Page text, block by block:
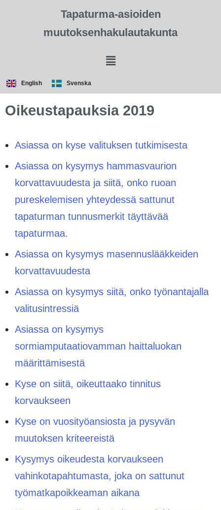
Tapaturma-asioiden
muutoksenhakulautakunta
English Svenska
Oikeustapauksia 2019
Asiassa on kyse valituksen tutkimisesta
Asiassa on kysymys hammasvaurion
korvattavuudesta ja siitä, onko ruoan
pureskelemisen yhteydessä sattunut
tapaturman tunnusmerkit täyttävää
tapaturmaa.
Asiassa on kysymys masennuslääkkeiden
korvattavuudesta
Asiassa on kysymys siitä, onko työnantajalla
valitusintressiä
Asiassa on kysymys
sormiamputaatiovamman haittaluokan
määrittämisestä
Kyse on siitä, oikeuttaako tinnitus
korvaukseen
Kyse on vuosityöansiosta ja pysyvän
muutoksen kriteereistä
Kysymys oikeudesta korvaukseen
vahinkotapahtumasta, joka on sattunut
työmatkapoikkeaman aikana